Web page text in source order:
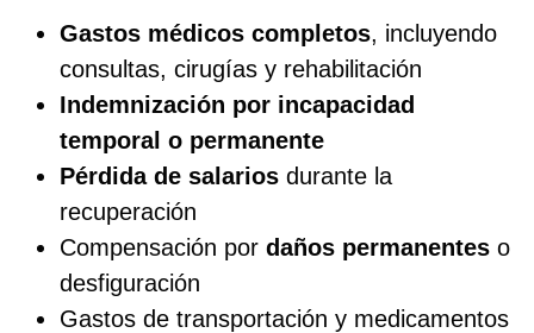
Gastos médicos completos, incluyendo
consultas, cirugías y rehabilitación
Indemnización por incapacidad
temporal o permanente
Pérdida de salarios durante la
recuperación
Compensación por daños permanentes o
desfiguración
Gastos de transportación y medicamentos